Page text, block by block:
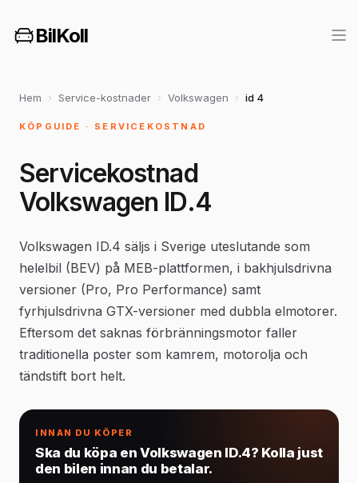
BilKoll
Hem › Service-kostnader › Volkswagen › id 4
KÖPGUIDE · SERVICEKOSTNAD
Servicekostnad
Volkswagen ID.4
Volkswagen ID.4 säljs i Sverige uteslutande som
helelbil (BEV) på MEB-plattformen, i bakhjulsdrivna
versioner (Pro, Pro Performance) samt
fyrhjulsdrivna GTX-versioner med dubbla elmotorer.
Eftersom det saknas förbränningsmotor faller
traditionella poster som kamrem, motorolja och
tändstift bort helt.
INNAN DU KÖPER
Ska du köpa en Volkswagen ID.4? Kolla just
den bilen innan du betalar.